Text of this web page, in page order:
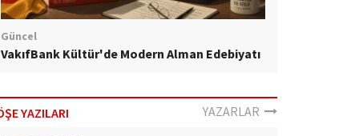
Güncel
VakıfBank Kültür'de Modern Alman Edebiyatı
YAZILARI YAZARLAR